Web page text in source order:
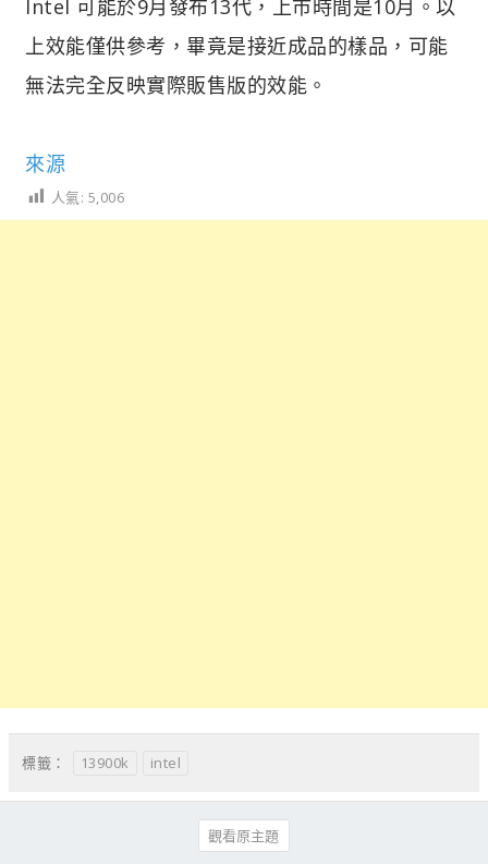
Intel 可能於9月發布13代，上市時間是10月。以
上效能僅供參考，畢竟是接近成品的樣品，可能
無法完全反映實際販售版的效能。
來源
人氣: 5,006
標籤： 13900k intel
觀看原主題